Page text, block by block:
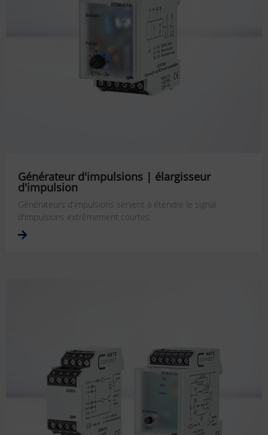
Générateur d'impulsions | élargisseur
d'impulsion
Générateurs d'impulsions servent à étendre le signal
d'impulsions extrêmement courtes.